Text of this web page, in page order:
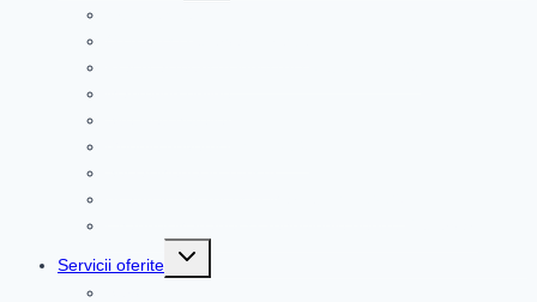
Servicii oferite
Toggle
child